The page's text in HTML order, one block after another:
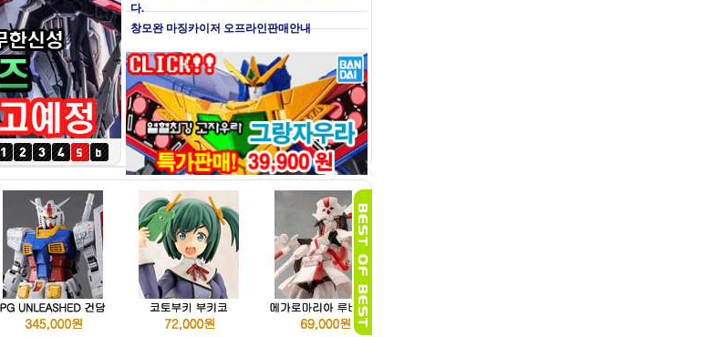
다.
창모완 마징카이저 오프라인판매안내